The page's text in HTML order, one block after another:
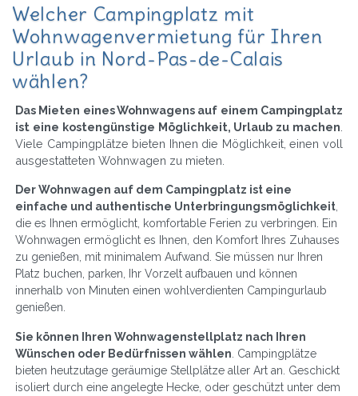
Welcher Campingplatz mit
Wohnwagenvermietung für Ihren
Urlaub in Nord-Pas-de-Calais
wählen?
Das Mieten eines Wohnwagens auf einem Campingplatz
ist eine kostengünstige Möglichkeit, Urlaub zu machen
Viele Campingplätze bieten Ihnen die Möglichkeit, einen voll
ausgestatteten Wohnwagen zu mieten.
Der Wohnwagen auf dem Campingplatz ist eine
einfache und authentische Unterbringungsmöglichkeit
die es Ihnen ermöglicht, komfortable Ferien zu verbringen. Ein
Wohnwagen ermöglicht es Ihnen, den Komfort Ihres Zuhauses
zu genießen, mit minimalem Aufwand. Sie müssen nur Ihren
Platz buchen, parken, Ihr Vorzelt aufbauen und können
innerhalb von Minuten einen wohlverdienten Campingurlaub
genießen.
Sie können Ihren Wohnwagenstellplatz nach Ihren
Wünschen oder Bedürfnissen wählen . Campingplätze
bieten heutzutage geräumige Stellplätze aller Art an. Geschickt
isoliert durch eine angelegte Hecke, oder geschützt unter dem